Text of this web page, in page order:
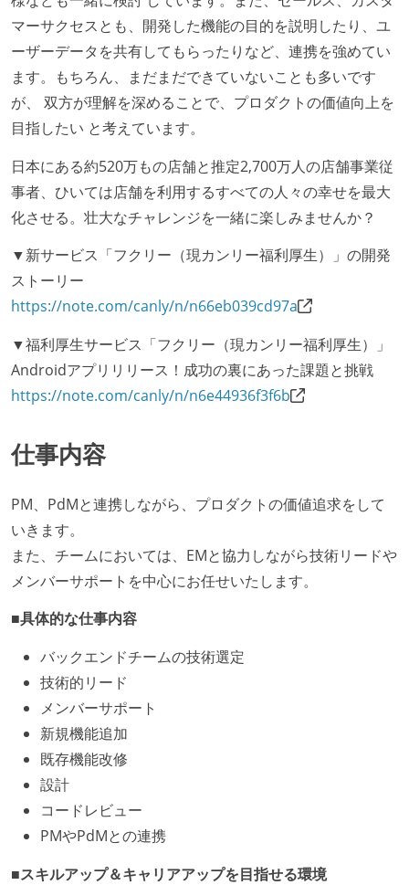
マーサクセスとも、開発した機能の目的を説明したり、ユ
ーザーデータを共有してもらったりなど、連携を強めてい
ます。もちろん、まだまだできていないことも多いです
が、 双方が理解を深めることで、プロダクトの価値向上を
目指したい と考えています。
日本にある約520万もの店舗と推定2,700万人の店舗事業従
事者、ひいては店舗を利用するすべての人々の幸せを最大
化させる。壮大なチャレンジを一緒に楽しみませんか？
▼新サービス「フクリー（現カンリー福利厚生）」の開発
ストーリー
https://note.com/canly/n/n66eb039cd97a
▼福利厚生サービス「フクリー（現カンリー福利厚生）」
Androidアプリリリース！成功の裏にあった課題と挑戦
https://note.com/canly/n/n6e44936f3f6b
仕事内容
PM、PdMと連携しながら、プロダクトの価値追求をして
いきます。
また、チームにおいては、EMと協力しながら技術リードや
メンバーサポートを中心にお任せいたします。
■具体的な仕事内容
バックエンドチームの技術選定
技術的リード
メンバーサポート
新規機能追加
既存機能改修
設計
コードレビュー
PMやPdMとの連携
■スキルアップ＆キャリアアップを目指せる環境